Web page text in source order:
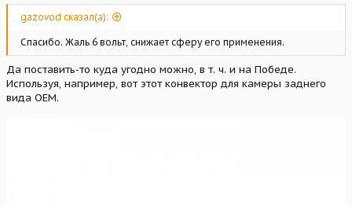
gazovod сказал(а):
Спасибо. Жаль 6 вольт, снижает сферу его применения.
Да поставить-то куда угодно можно, в т. ч. и на Победе.
Используя, например, вот этот конвектор для камеры заднего
вида ОЕМ.